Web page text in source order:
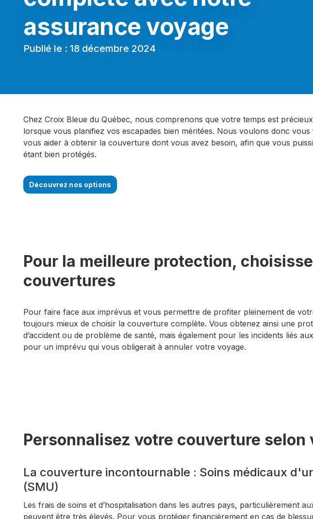
assurance voyage
Publié le : 18 décembre 2024
Chez Croix Bleue du Québec, nous comprenons que votre temps est
lorsque vous planifiez vos escapades bien méritées. Nous voulons donc vous
vous aider à obtenir la couverture dont vous avez besoin, afin que vous
étant bien protégés.
Découvrez nos options
Pour la meilleure protection,
couvertures
Pour faire face aux imprévus et vous permettre de profiter pleinement de
toujours mieux de choisir la couverture complète. Vous obtenez ainsi une
d’accident ou de problème de santé, mais également pour les incidents liés
pour un imprévu qui vous obligerait à annuler votre voyage.
Personnalisez votre couverture selon
La couverture incontournable : Soins médicaux
(SMU)
Les frais de soins et d’hospitalisation dans les autres pays, particulièrement
peuvent être très élevés. Pour vous protéger financièrement en cas de